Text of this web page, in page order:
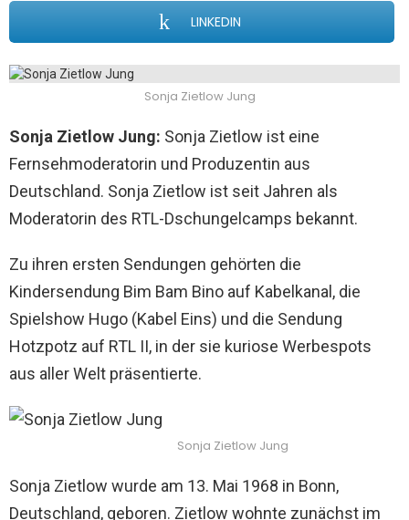
LINKEDIN
Sonja Zietlow Jung
Sonja Zietlow Jung: Sonja Zietlow ist eine
Fernsehmoderatorin und Produzentin aus
Deutschland. Sonja Zietlow ist seit Jahren als
Moderatorin des RTL-Dschungelcamps bekannt.
Zu ihren ersten Sendungen gehörten die
Kindersendung Bim Bam Bino auf Kabelkanal, die
Spielshow Hugo (Kabel Eins) und die Sendung
Hotzpotz auf RTL II, in der sie kuriose Werbespots
aus aller Welt präsentierte.
Sonja Zietlow Jung
Sonja Zietlow wurde am 13. Mai 1968 in Bonn,
Deutschland, geboren. Zietlow wohnte zunächst im